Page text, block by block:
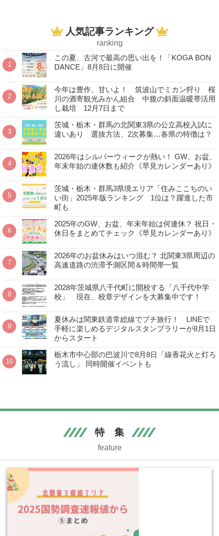
人気記事ランキング
ranking
この夏、古河で最高の思い出を！「KOGA BON
DANCE」8月8日に開催
今年は豊作、甘いよ！ 筑波山でミカン狩り 桜
川の酒寄観光みかん組合 中腹の斜面温暖帯活用
し栽培 12月7日まで
茨城・栃木・群馬の北関東3県の公立高校入試に
違いあり 選抜方法、2次募集…各県の特徴は？
2026年はシルバーウィークが熱い！ GW、お盆、
年末年始の連休数も紹介《早見カレンダーあり》
茨城・栃木・群馬3県境エリア「住みここちのい
い街」2025年版ランキング 1位は？躍進した市
町も
2025年のGW、お盆、年末年始は何連休？ 祝日・
休日をまとめてチェック《早見カレンダーあり》
2026年のお盆休みはいつ混む？ 北関東3県周辺の
高速道路の渋滞予測区間＆時間帯一覧
2028年茨城県八千代町に開校する「八千代中学
校」 現在、校章デザインを大募集中です！
夏休みは関東鉄道常総線でプチ旅行！ LINEで
手軽に楽しめるデジタルスタンプラリーが8月1日
からスタート
栃木市中心部の巴波川で8月8日「線香花火と灯ろ
う流し」 同時開催イベントも
特 集
feature